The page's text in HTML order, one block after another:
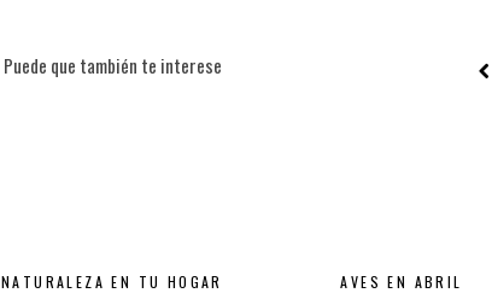
Puede que también te interese
NATURALEZA EN TU HOGAR AVES EN ABRIL